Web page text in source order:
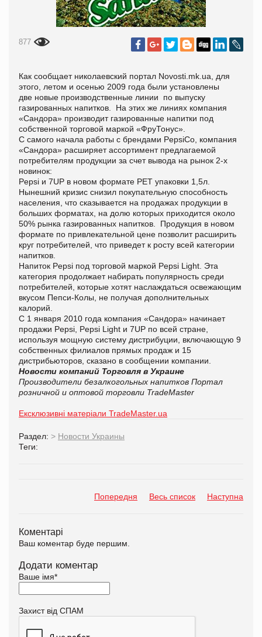
877
Как сообщает николаевский портал Novosti.mk.ua, для
этого, летом и осенью 2009 года были установлены
две новые производственные линии по выпуску
газированных напитков. На этих же линиях компания
«Сандора» производит газированные напитки под
собственной торговой маркой «ФруТонус».
С самого начала работы с брендами PepsiCo, компания
«Сандора» расширяет ассортимент предлагаемой
потребителям продукции за счет вывода на рынок 2-х
новинок:
Pepsi и 7UP в новом формате PET упаковки 1,5л.
Нынешний кризис снизил покупательную способность
населения, что сказывается на продажах продукции в
больших форматах, на долю которых приходится около
50% рынка газированных напитков. Продукция в новом
формате по привлекательной цене позволит расширить
круг потребителей, что приведет к росту всей категории
напитков.
Напиток Pepsi под торговой маркой Pepsi Light. Эта
категория продолжает набирать популярность среди
потребителей, которые хотят наслаждаться освежающим
вкусом Пепси-Колы, не получая дополнительных
калорий.
С 1 января 2010 года компания «Сандора» начинает
продажи Pepsi, Pepsi Light и 7UP по всей стране,
используя мощную систему дистрибуции, включающую 9
собственных филиалов прямых продаж и 15
дистрибьюторов, сказано в сообщении компании.
Новости компаний Торговля в Украине
Производители безалкогольных напитков Портал
розничной и оптовой торговли TradeMaster
Ексклюзивні матеріали TradeMaster.ua
Раздел: > Новости Украины
Теги:
Попередня Весь список Наступна
Коментарі
Ваш коментар буде першим.
Додати коментар
Ваше імя*
Захист від СПАМ